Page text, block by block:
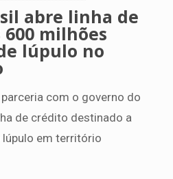
abre linha de
milhões
lúpulo no
com o governo do
de crédito destinado a
em território